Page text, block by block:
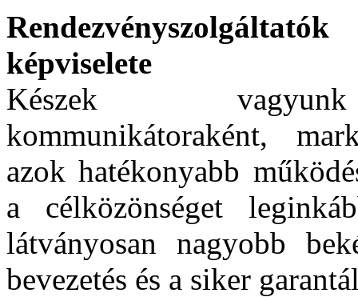
képviselete
Készek vagyunk
kommunikátoraként,
azok hatékonyabb
a célközönséget
látványosan nagyobb
bevezetés és a siker